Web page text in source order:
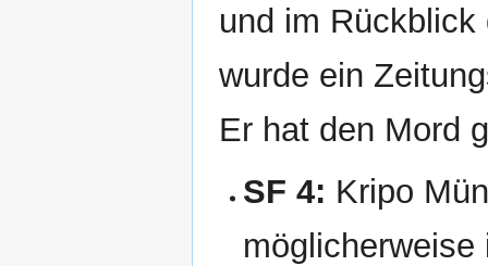
und im Rückblick
wurde ein
Er hat den Mord
SF 4: Kripo